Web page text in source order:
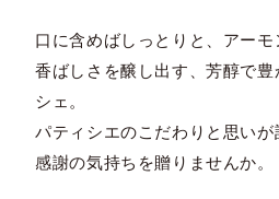
口に含めばしっとりと、アー
香ばしさを醸し出す、芳醇で
シェ。
パティシエのこだわりと思いが
感謝の気持ちを贈りませんか。